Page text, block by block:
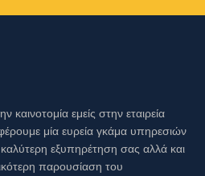
καινοτομία εμείς στην εταιρεία
μία ευρεία γκάμα υπηρεσιών
εξυπηρέτηση σας αλλά και
παρουσίαση του